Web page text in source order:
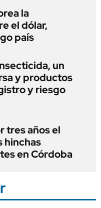
la
el dólar,
país
un
y productos
y riesgo
tres años el
hinchas
en Córdoba